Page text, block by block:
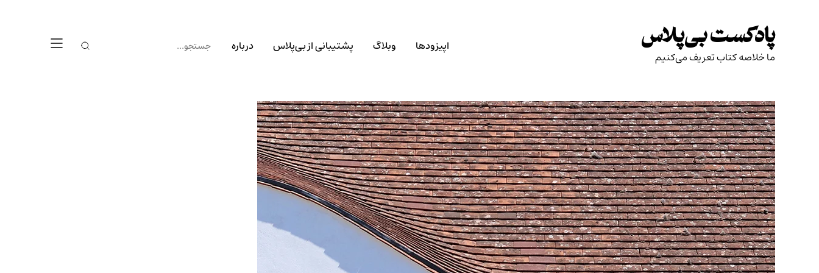
to
content
پادکست بی‌پلاس
ما خلاصه کتاب تعریف می‌کنیم
اپیزودها وبلاگ پشتیبانی از بی‌پلاس درباره